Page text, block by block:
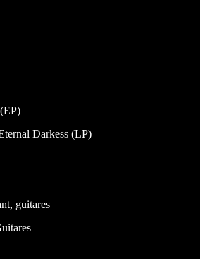
Darkess (LP)
guitares